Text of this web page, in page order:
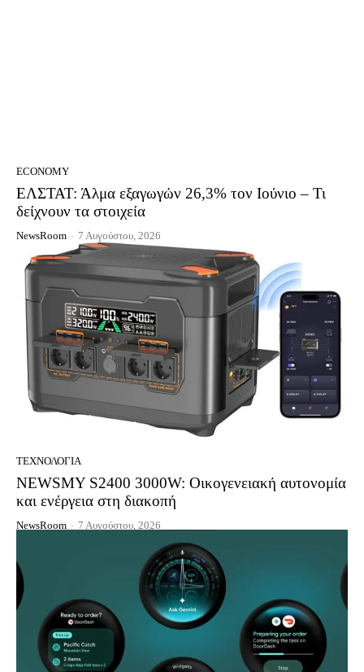
ECONOMY
ΕΛΣΤΑΤ: Άλμα εξαγωγών 26,3% τον Ιούνιο – Τι
δείχνουν τα στοιχεία
NewsRoom - 7 Αυγούστου, 2026
ΤΕΧΝΟΛΟΓΊΑ
NEWSMY S2400 3000W: Οικογενειακή αυτονομία
και ενέργεια στη διακοπή
NewsRoom - 7 Αυγούστου, 2026